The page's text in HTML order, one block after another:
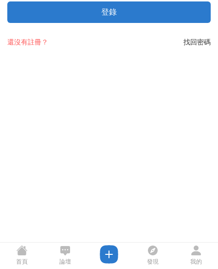
登錄
找回密碼
還沒有註冊？
首頁 論壇 發現 我的